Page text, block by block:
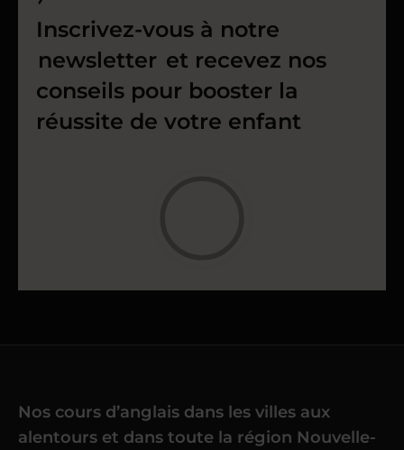
Inscrivez-vous à notre
newsletter et recevez nos
conseils pour booster la
réussite de votre enfant
Nos cours d’anglais dans les villes aux
alentours et dans toute la région Nouvelle-